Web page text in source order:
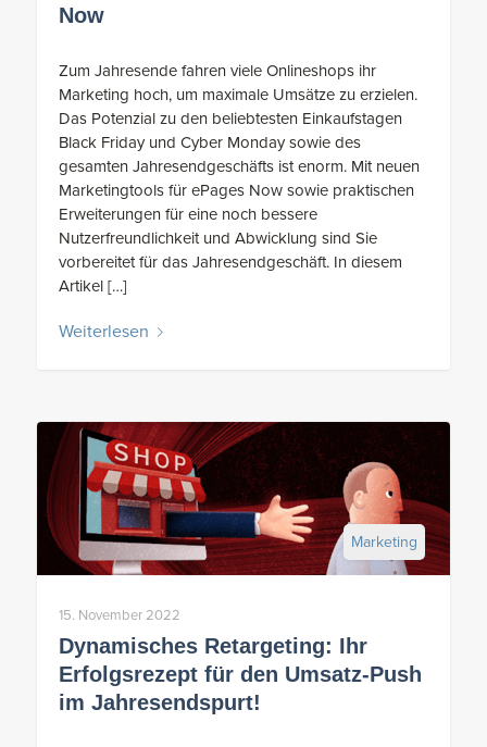
Now
Zum Jahresende fahren viele Onlineshops ihr
Marketing hoch, um maximale Umsätze zu erzielen.
Das Potenzial zu den beliebtesten Einkaufstagen
Black Friday und Cyber Monday sowie des
gesamten Jahresendgeschäfts ist enorm. Mit neuen
Marketingtools für ePages Now sowie praktischen
Erweiterungen für eine noch bessere
Nutzerfreundlichkeit und Abwicklung sind Sie
vorbereitet für das Jahresendgeschäft. In diesem
Artikel […]
Weiterlesen
Dynamisches Retargeting: Ihr
Erfolgsrezept für den Umsatz-Push
im Jahresendspurt!
15. November 2022
Marketing